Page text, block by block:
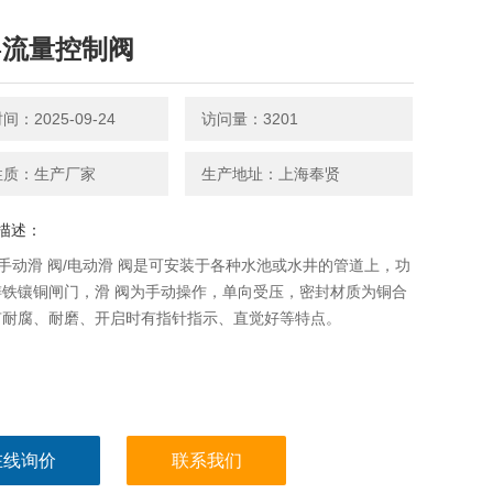
量控制阀
间：2025-09-24 访问量：3201
：生产厂家 生产地址：上海奉贤
述：
动滑 阀/电动滑 阀是可安装于各种水池或水井的管道上，功
镶铜闸门，滑 阀为手动操作，单向受压，密封材质为铜合
腐、耐磨、开启时有指针指示、直觉好等特点。
询价 联系我们